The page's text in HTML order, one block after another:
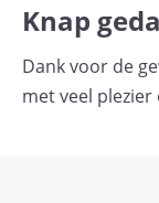
Knap
Dank voor de
met veel